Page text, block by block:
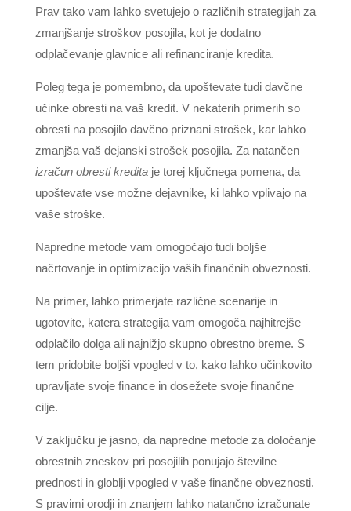
Prav tako vam lahko svetujejo o različnih strategijah za
zmanjšanje stroškov posojila, kot je dodatno
odplačevanje glavnice ali refinanciranje kredita.
Poleg tega je pomembno, da upoštevate tudi davčne
učinke obresti na vaš kredit. V nekaterih primerih so
obresti na posojilo davčno priznani strošek, kar lahko
zmanjša vaš dejanski strošek posojila. Za natančen
izračun obresti kreditaje torej ključnega pomena, da
upoštevate vse možne dejavnike, ki lahko vplivajo na
vaše stroške.
Napredne metode vam omogočajo tudi boljše
načrtovanje in optimizacijo vaših finančnih obveznosti.
Na primer, lahko primerjate različne scenarije in
ugotovite, katera strategija vam omogoča najhitrejše
odplačilo dolga ali najnižjo skupno obrestno breme. S
tem pridobite boljši vpogled v to, kako lahko učinkovito
upravljate svoje finance in dosežete svoje finančne
cilje.
V zaključku je jasno, da napredne metode za določanje
obrestnih zneskov pri posojilih ponujajo številne
prednosti in globlji vpogled v vaše finančne obveznosti.
S pravimi orodji in znanjem lahko natančno izračunate